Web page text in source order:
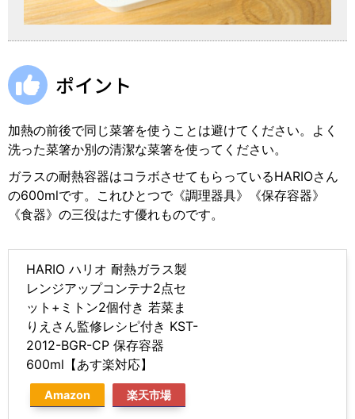
ポイント
加熱の前後で同じ菜箸を使うことは避けてください。よく
洗った菜箸か別の清潔な菜箸を使ってください。
ガラスの耐熱容器はコラボさせてもらっているHARIOさん
の600mlです。これひとつで《調理器具》《保存容器》
《食器》の三役はたす優れものです。
HARIO ハリオ 耐熱ガラス製
レンジアップコンテナ2点セ
ット+ミトン2個付き 若菜ま
りえさん監修レシピ付き KST-
2012-BGR-CP 保存容器
600ml【あす楽対応】
Amazon 楽天市場